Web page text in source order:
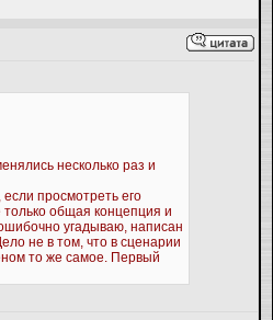
несколько раз и
просмотреть его
только общая концепция и
угадываю, написан
не в том, что в сценарии
то же самое. Первый